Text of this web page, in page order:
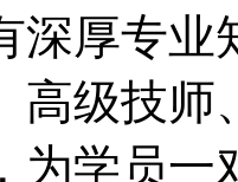
深厚专业
高级技师
为学员一